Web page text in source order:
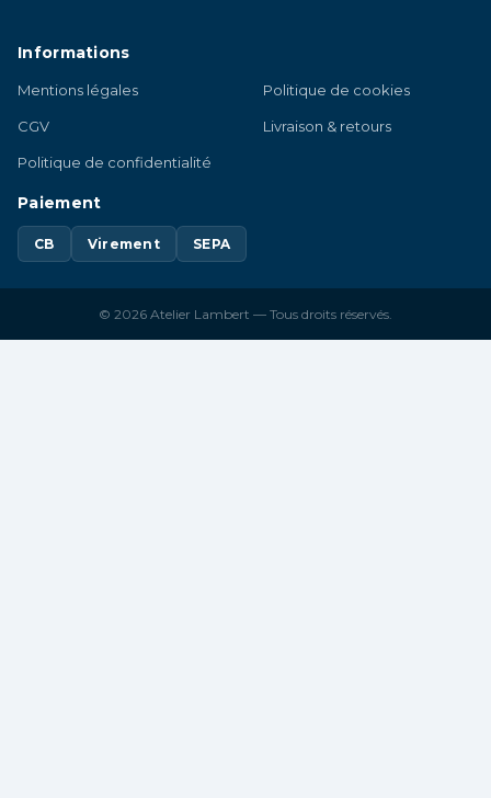
Informations
Mentions légales
CGV
Politique de confidentialité
Politique de cookies
Livraison & retours
Paiement
CB Virement SEPA
© 2026 Atelier Lambert — Tous droits réservés.